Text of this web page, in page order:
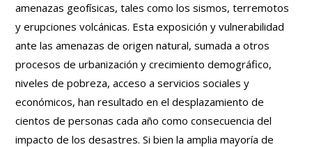
amenazas geofísicas, tales como los sismos, terremotos
y erupciones volcánicas. Esta exposición y vulnerabilidad
ante las amenazas de origen natural, sumada a otros
procesos de urbanización y crecimiento demográfico,
niveles de pobreza, acceso a servicios sociales y
económicos, han resultado en el desplazamiento de
cientos de personas cada año como consecuencia del
impacto de los desastres. Si bien la amplia mayoría de